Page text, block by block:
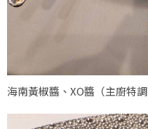
海南黃椒醬、XO醬（主廚特